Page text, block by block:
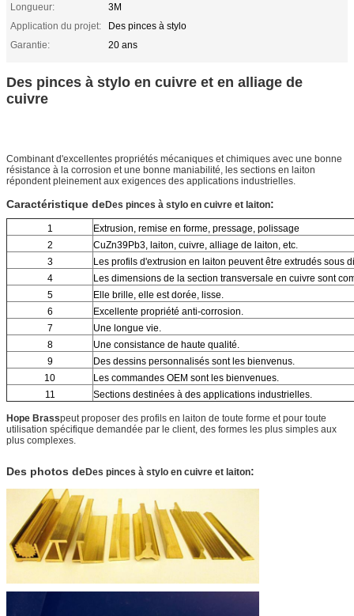
Longueur:
3M
Application du projet:
Des pinces à stylo
Garantie:
20 ans
Des pinces à stylo en cuivre et en alliage de
cuivre
Combinant d'excellentes propriétés mécaniques et chimiques avec une bonne
résistance à la corrosion et une bonne maniabilité, les sections en laiton
répondent pleinement aux exigences des applications industrielles.
Caractéristique deDes pinces à stylo en cuivre et laiton:
1
Extrusion, remise en forme, pressage, polissage
2
CuZn39Pb3, laiton, cuivre, alliage de laiton, etc.
3
Les profils d'extrusion en laiton peuvent être extrudés sous
4
Les dimensions de la section transversale en cuivre sont
5
Elle brille, elle est dorée, lisse.
6
Excellente propriété anti-corrosion.
7
Une longue vie.
8
Une consistance de haute qualité.
9
Des dessins personnalisés sont les bienvenus.
10
Les commandes OEM sont les bienvenues.
11
Sections destinées à des applications industrielles.
Hope Brasspeut proposer des profils en laiton de toute forme et pour toute
utilisation spécifique demandée par le client, des formes les plus simples aux
plus complexes.
Des photos deDes pinces à stylo en cuivre et laiton: